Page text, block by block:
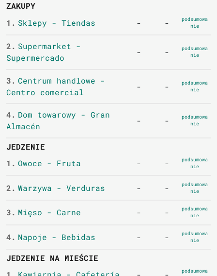
ZAKUPY
1. Sklepy - Tiendas - -
podsumowa
nie
2. Supermarket -
Supermercado
- -
podsumowa
nie
3. Centrum handlowe -
Centro comercial
- -
podsumowa
nie
4. Dom towarowy - Gran
Almacén
- -
podsumowa
nie
JEDZENIE
1. Owoce - Fruta - -
podsumowa
nie
2. Warzywa - Verduras - -
podsumowa
nie
3. Mięso - Carne - -
podsumowa
nie
4. Napoje - Bebidas - -
podsumowa
nie
JEDZENIE NA MIEŚCIE
podsumowa